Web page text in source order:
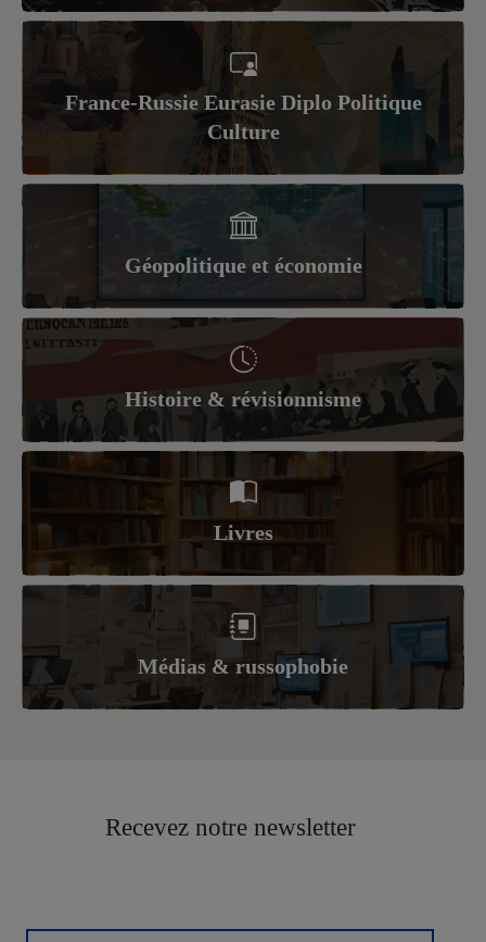
France-Russie Eurasie Diplo Politique
Culture
Géopolitique et économie
Histoire & révisionnisme
Livres
Médias & russophobie
Recevez notre newsletter